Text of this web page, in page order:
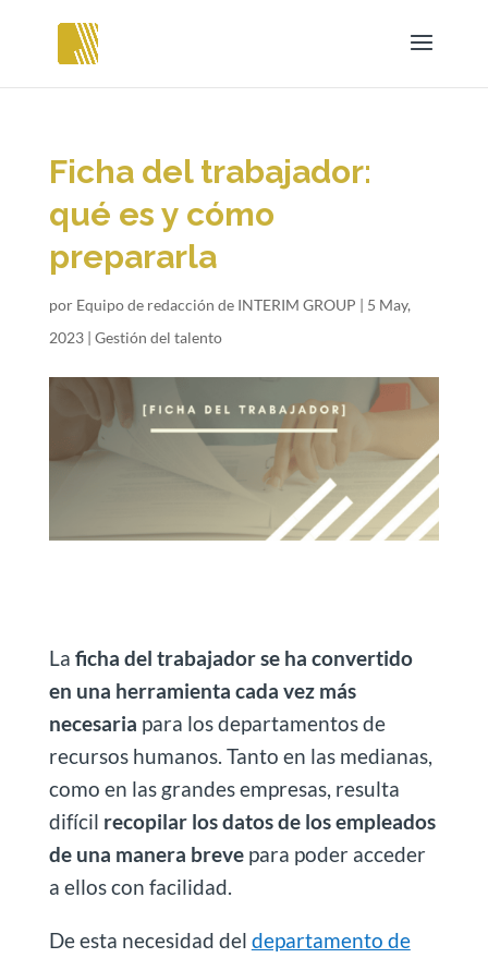
Ficha del trabajador:
qué es y cómo
prepararla
por Equipo de redacción de INTERIM GROUP | 5 May,
2023| Gestión del talento
La ficha del trabajador se ha convertido
en una herramienta cada vez más
necesaria para los departamentos de
recursos humanos. Tanto en las medianas,
como en las grandes empresas, resulta
difícil recopilar los datos de los empleados
de una manera brevepara poder acceder
a ellos con facilidad.
De esta necesidad del departamento de